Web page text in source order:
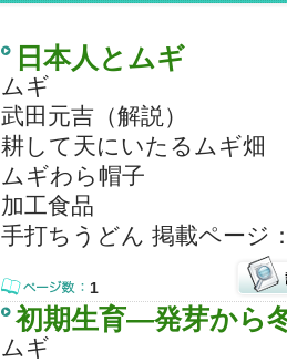
日本人とムギ
ムギ
武田元吉（解説）
耕して天にいたるムギ畑
ムギわら帽子
加工食品
手打ちうどん 掲載ページ
1
初期生育―発芽から
ムギ